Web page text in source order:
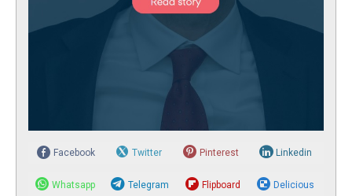
Facebook Twitter Pinterest Linkedin
Whatsapp Telegram Flipboard Delicious